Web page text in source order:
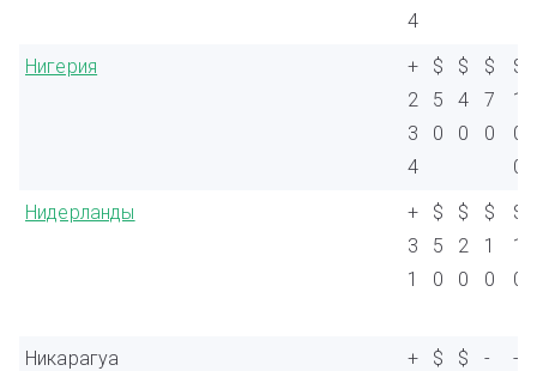
4
Нигерия
+
2
3
4
$
5
0
$
4
0
$
7
0
$
1
0
0
Нидерланды
+
3
1
$
5
0
$
2
0
$
1
0
$
1
0
Никарагуа
+
$
$
- -